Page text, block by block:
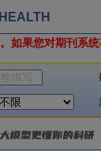
如果您对期刊系